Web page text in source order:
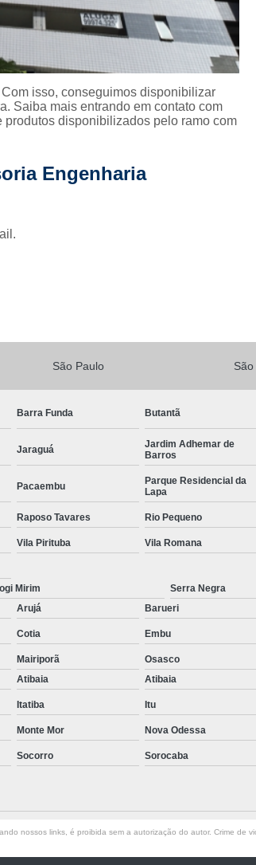
Instalação de Parede Drywall
Instalação Forro Drywall
Art Laudo de Aterramento
Art
Art Laudo Elétrico
Art Laudo Gás
Laudo Art Reforma
Laudo de Art
Lavagem de Fachada de Prédio
Limpeza Fachada
Limpeza
Limpeza de Loteamento
Limpeza de Terreno com Bobcat
Limpeza de Terreno com
Limpeza de Terreno para
Limpeza de Terreno para
Limpeza de Terreno para
Limpeza com Hidrojateamento
Limpeza de Fachada de Vidro com
Limpeza de Hidrojateamento para
Limpeza Fachada
Limpeza Fachada Prédio com
Limpeza por
Manutenção de Fachada
isso, conseguimos disponibilizar
Saiba mais entrando em contato com
disponibilizados pelo ramo com
Engenharia
São Paulo
Barra Funda Butantã
Jaraguá
Jardim Adhemar de
Barros
Pacaembu
Parque Residencial da
Lapa
Raposo Tavares Rio Pequeno
Vila Pirituba Vila Romana
Mirim Serra Negra
Arujá Barueri
Cotia Embu
Mairiporã Osasco
Atibaia Atibaia
Itatiba Itu
Monte Mor Nova Odessa
Socorro Sorocaba
nossos links, é proibida sem a autorização do autor. Crime de